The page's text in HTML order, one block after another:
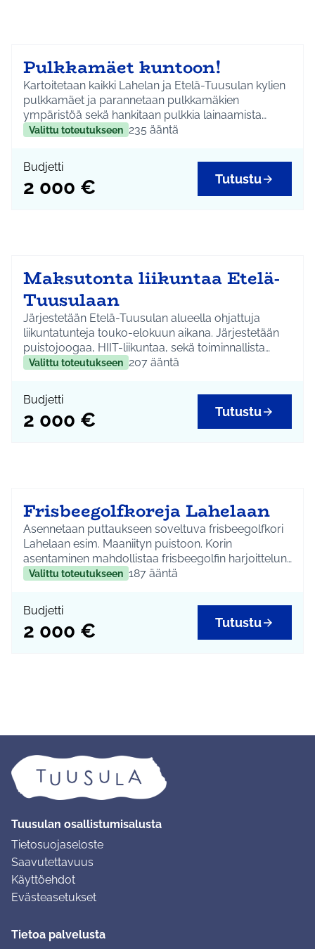
Pulkkamäet kuntoon!
Kartoitetaan kaikki Lahelan ja Etelä-Tuusulan kylien
pulkkamäet ja parannetaan pulkkamäkien
ympäristöä sekä hankitaan pulkkia lainaamista
varten.
Valittu toteutukseen 235 ääntä
Budjetti
2 000 € Tutustu
Maksutonta liikuntaa Etelä-
Tuusulaan
Järjestetään Etelä-Tuusulan alueella ohjattuja
liikuntatunteja touko-elokuun aikana. Järjestetään
puistojoogaa, HIIT-liikuntaa, sekä toiminnallista
lihaskuntaharjiittelua.
Valittu toteutukseen 207 ääntä
Budjetti
2 000 € Tutustu
Frisbeegolfkoreja Lahelaan
Asennetaan puttaukseen soveltuva frisbeegolfkori
Lahelaan esim. Maaniityn puistoon. Korin
asentaminen mahdollistaa frisbeegolfin harjoittelun
ja lajiin tutustumisen.
Valittu toteutukseen 187 ääntä
Budjetti
2 000 € Tutustu
Tuusulan osallistumisalusta
Tietosuojaseloste
Saavutettavuus
Käyttöehdot
Evästeasetukset
Tietoa palvelusta